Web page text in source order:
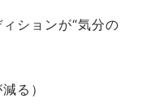
ションが“気分の
る）